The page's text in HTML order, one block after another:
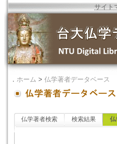
サイト
． ホーム > 仏学著者データベース
仏学著者検索 検索結果 仏